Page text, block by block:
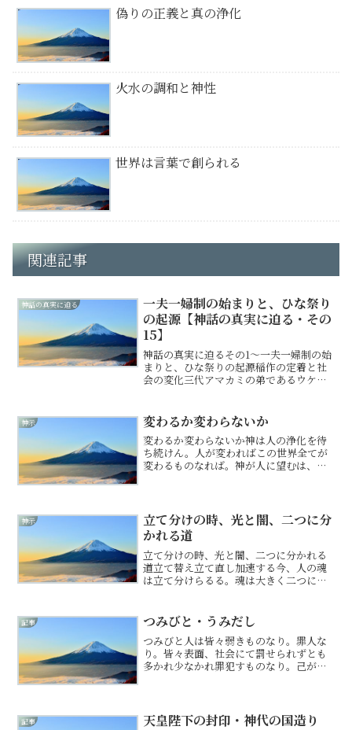
偽りの正義と真の浄化
火水の調和と神性
世界は言葉で創られる
関連記事
神話の真実に迫る
一夫一婦制の始まりと、ひな祭り
の起源【神話の真実に迫る・その
15】
神話の真実に迫るその1～一夫一婦制の始
まりと、ひな祭りの起源稲作の定着と社
会の変化三代アマカミの弟であるウケモ
た。しかしそれにより、これまでの食糧
を持ち寄る社会は通用しな...
神示 変わるか変わらないか
変わるか変わらないか神は人の浄化を待
ち続けん。人が変わればこの世界全てが
変わるものなれば。神が人に望むは、全
り。立て替え立て直しは、...
神示
立て分けの時、光と闇、二つに分
かれる道
立て分けの時、光と闇、二つに分かれる
道立て替え立て直し加速する今、人の魂
は立て分けらるる。魂は大きく二つに分
始めん。そは富や地位による分別にあら
ず、ただ魂の在り方、その...
記事 つみびと・うみだし
つみびと人は皆々弱きものなり。罪人な
り。皆々表面、社会にて罰せられずとも
多かれ少なかれ罪犯すものなり。己が気
ぞれ許し難き罪なり。生ま...
記事 天皇陛下の封印・神代の国造り